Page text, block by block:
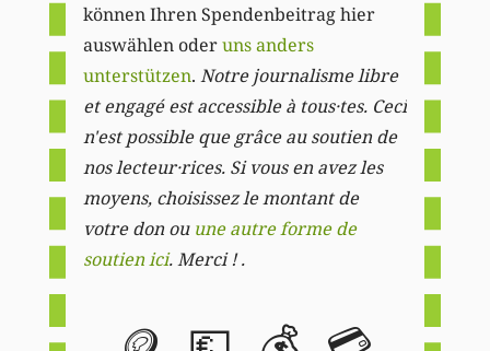
können Ihren Spendenbeitrag hier
auswählen oderuns anders
unterstützen. Notre journalisme libre
et engagé est accessible à tous·tes. Ceci
n'est possible que grâce au soutien de
nos lecteur·rices. Si vous en avez les
moyens, choisissez le montant de
votre don ou une autre forme de
soutien ici. Merci ! .